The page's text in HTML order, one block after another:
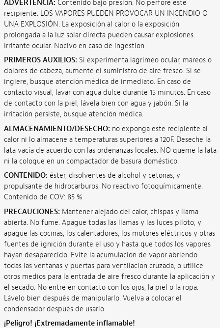
ADVERTENCIA: Contenido bajo presión. No perfore este
recipiente. LOS VAPORES PUEDEN PROVOCAR UN INCENDIO O
UNA EXPLOSIÓN. La exposición al calor o la exposición
prolongada a la luz solar directa pueden causar explosiones.
Irritante ocular. Nocivo en caso de ingestión.
PRIMEROS AUXILIOS: Si experimenta lagrimeo ocular, mareos o
dolores de cabeza, aumente el suministro de aire fresco. Si se
ingiere, busque atención médica de inmediato. En caso de
contacto visual, lavar con agua dulce durante 15 minutos. En caso
de contacto con la piel, lávela bien con agua y jabón. Si la
irritación persiste, busque atención médica.
ALMACENAMIENTO/DESECHO: no exponga este recipiente al
calor ni lo almacene a temperaturas superiores a 120F. Deseche la
lata vacía de acuerdo con las ordenanzas locales. NO queme la lata
ni la coloque en un compactador de basura doméstico.
CONTENIDO: éster, disolventes de alcohol y cetonas, y
propulsante de hidrocarburos. No reactivo fotoquímicamente.
Contenido de COV: 85 %
PRECAUCIONES: Mantener alejado del calor, chispas y llama
abierta. No fume. Apague todas las llamas y las luces piloto, y
apague las cocinas, los calentadores, los motores eléctricos y otras
fuentes de ignición durante el uso y hasta que todos los vapores
hayan desaparecido. Evite la acumulación de vapor abriendo
todas las ventanas y puertas para ventilación cruzada, o utilice
otros medios para la entrada de aire fresco durante la aplicación y
el secado. No entre en contacto con los ojos, la piel o la ropa.
Lávelo bien después de manipularlo. Vuelva a colocar el
condensador después de usarlo.
¡Peligro! ¡Extremadamente inflamable!